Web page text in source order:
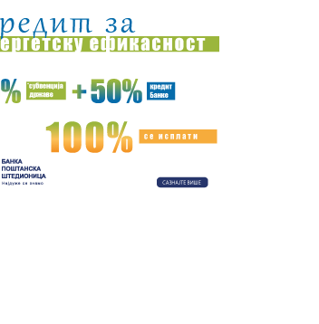
Fonseka, Muzeti i Rud u trećem kolu u Montrealu
izdao upozorenje – spremite se na gužve
prži usjeve u BiH, neizbježno poskupljenje hrane
proizvodnja struje u BiH, nema nestašica ni